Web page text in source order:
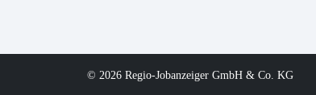
© 2026 Regio-Jobanzeiger GmbH & Co. KG